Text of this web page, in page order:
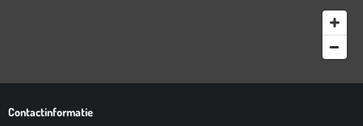
Contactinformatie